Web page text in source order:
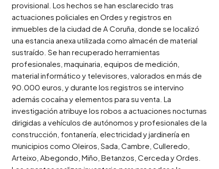
provisional. Los hechos se han esclarecido tras
actuaciones policiales en Ordes y registros en
inmuebles de la ciudad de A Coruña, donde se localizó
una estancia anexa utilizada como almacén de material
sustraído. Se han recuperado herramientas
profesionales, maquinaria, equipos de medición,
material informático y televisores, valorados en más de
90.000 euros, y durante los registros se intervino
además cocaína y elementos para su venta. La
investigación atribuye los robos a actuaciones nocturnas
dirigidas a vehículos de autónomos y profesionales de la
construcción, fontanería, electricidad y jardinería en
municipios como Oleiros, Sada, Cambre, Culleredo,
Arteixo, Abegondo, Miño, Betanzos, Cerceda y Ordes.